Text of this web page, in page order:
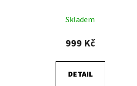
Skladem
999 Kč
DETAIL